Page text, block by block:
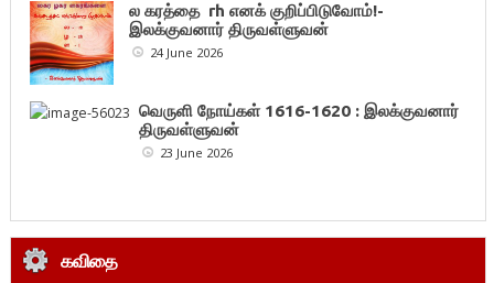
ல கரத்தை rh எனக் குறிப்பிடுவோம்!-
இலக்குவனார் திருவள்ளுவன்
24 June 2026
வெருளி நோய்கள் 1616-1620 : இலக்குவனார்
திருவள்ளுவன்
23 June 2026
கவிதை